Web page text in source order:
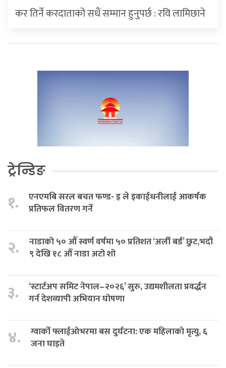
कर तिर्ने करदाताको सधैं सम्मान हुनुपर्छ : रवि लामिछाने
ट्रेन्डिङ
१.
एनएमबि सरल बचत फण्ड- इ ले इकाईधनीलाई आकर्षक
प्रतिफल वितरण गर्ने
२.
नाडाको ५० औँ स्वर्ण वर्षमा ५० प्रतिशत ‘अर्ली बर्ड’ छुट,भदौ
९ देखि १८ औँ नाडा अटो शो
३.
‘स्टार्टअप समिट नेपाल–२०२६’ सुरु, उद्यमशीलता प्रवर्द्धन
गर्न देशव्यापी अभियान घोषणा
४.
ग्वार्को फ्लाईओभरमा बस दुर्घटना: एक महिलाको मृत्यु, ६
जना घाइते